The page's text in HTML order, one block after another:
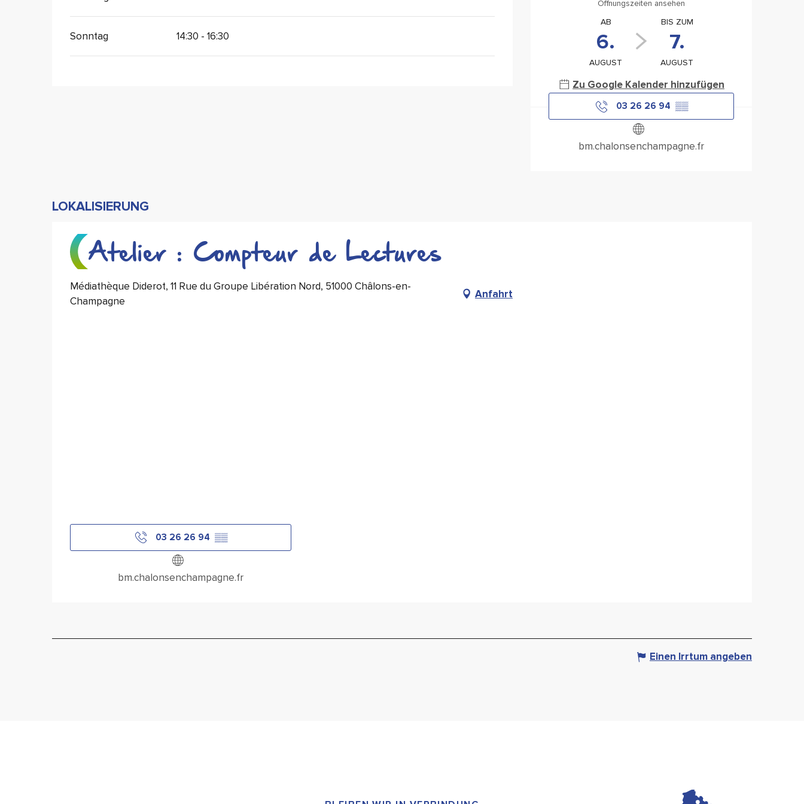
Öffnungszeiten ansehen
AB
6.
AUGUST
BIS ZUM
7.
AUGUST
Zu Google Kalender hinzufügen
03 26 26 94 ▒▒
bm.chalonsenchampagne.fr
Sonntag 14:30 - 16:30
LOKALISIERUNG
Atelier : Compteur de Lectures
Médiathèque Diderot, 11 Rue du Groupe Libération Nord, 51000 Châlons-en-
Champagne
Anfahrt
03 26 26 94 ▒▒
bm.chalonsenchampagne.fr
Einen Irrtum angeben